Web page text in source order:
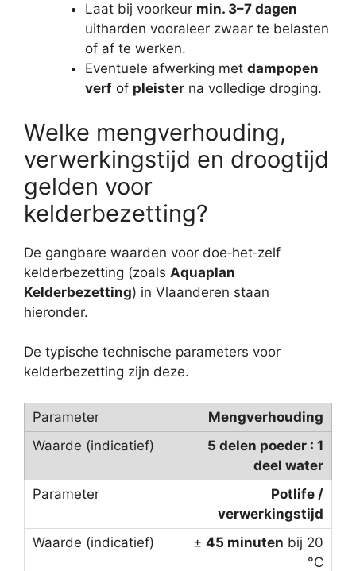
Laat bij voorkeur min. 3–7 dagen
uitharden vooraleer zwaar te belasten
of af te werken.
Eventuele afwerking met dampopen
verfof pleisterna volledige droging.
Welke mengverhouding,
verwerkingstijd en droogtijd
gelden voor
kelderbezetting?
De gangbare waarden voor doe‑het‑zelf
kelderbezetting (zoals Aquaplan
Kelderbezetting) in Vlaanderen staan
hieronder.
De typische technische parameters voor
kelderbezetting zijn deze.
Mengverhouding
5 delen poeder : 1
deel water
Potlife /
verwerkingstijd
± 45 minuten bij 20
°C